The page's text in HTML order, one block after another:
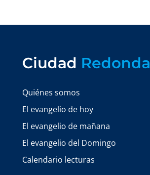
Ciudad Redonda
Quiénes somos
El evangelio de hoy
El evangelio de mañana
El evangelio del Domingo
Calendario lecturas